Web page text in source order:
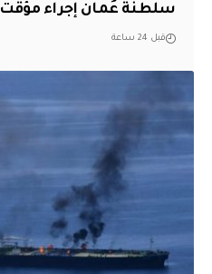
سلطنة عُمان إجراء مؤقت
قبل 24 ساعة